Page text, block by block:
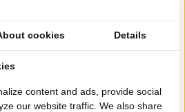
cookies Details
content and ads, provide social
our website traffic. We also share